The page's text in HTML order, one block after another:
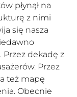
płynął na
z nimi
się nasza
Przez dekadę z
Przez
też mapę
Obecnie